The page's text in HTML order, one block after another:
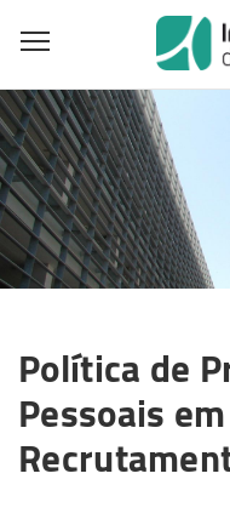
Skip
to
main
content
Toggle main menu
Política de
Pessoais